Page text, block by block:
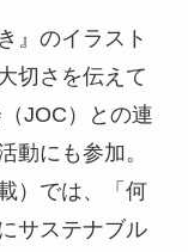
』のイラスト
切さを伝えて
JOC）との連
動にも参加。
）では、「何
サステナブル